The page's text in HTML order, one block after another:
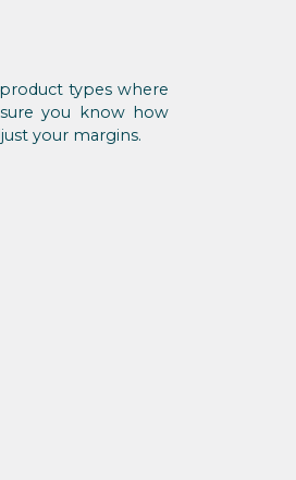
types where
you know how
your margins.